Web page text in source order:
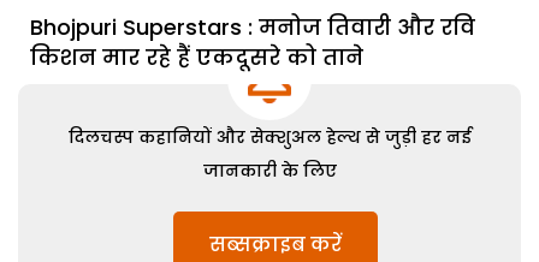
Bhojpuri Superstars : मनोज तिवारी और रवि
किशन मार रहे हैं एकदूसरे को ताने
दिलचस्प कहानियों और सेक्शुअल हेल्थ से जुड़ी हर नई
जानकारी के लिए
सब्सक्राइब करें